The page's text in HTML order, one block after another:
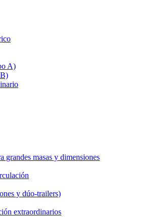
A)
grandes masas y dimensiones
y dúo-trailers)
extraordinarios